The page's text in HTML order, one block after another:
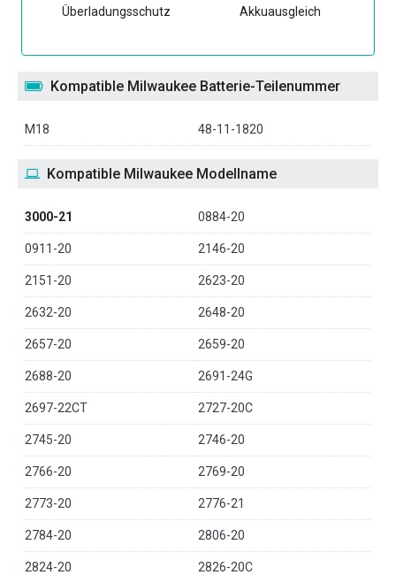
Überladungsschutz Akkuausgleich
Kompatible Milwaukee Batterie-Teilenummer
M18 48-11-1820
Kompatible Milwaukee Modellname
3000-21 0884-20
0911-20 2146-20
2151-20 2623-20
2632-20 2648-20
2657-20 2659-20
2688-20 2691-24G
2697-22CT 2727-20C
2745-20 2746-20
2766-20 2769-20
2773-20 2776-21
2784-20 2806-20
2824-20 2826-20C